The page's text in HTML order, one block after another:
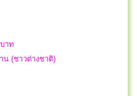
าท
น (ชาวต่างชาติ)